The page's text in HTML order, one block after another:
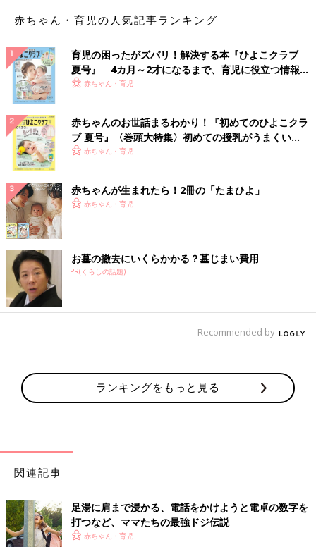
赤ちゃん・育児の人気記事ランキング
育児の困ったがズバリ！解決する本『ひよこクラブ
夏号』 4カ月～2才になるまで、育児に役立つ情報が
いっぱい！
赤ちゃん・育児
赤ちゃんのお世話まるわかり！『初めてのひよこクラ
ブ 夏号』〈巻頭大特集〉初めての授乳がうまくい
く！ おっぱい・ミルクの基本と夏のトラブル 解決テ
赤ちゃん・育児
赤ちゃんが生まれたら！2冊の「たまひよ」
赤ちゃん・育児
お墓の撤去にいくらかかる？墓じまい費用
PR(くらしの話題)
Recommended by
ランキングをもっと見る
関連記事
足湯に肩まで浸かる、電話をかけようと電卓の数字を
打つなど、ママたちの最強ドジ伝説
赤ちゃん・育児